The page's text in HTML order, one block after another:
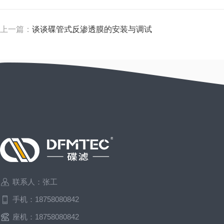
上一篇： 谈谈碟管式反渗透膜的安装与调试
联系人：张工
手机：18758080842
座机：18758080842